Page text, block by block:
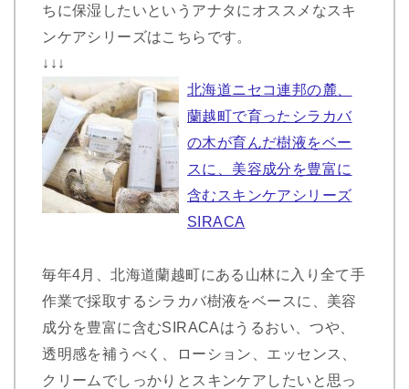
ちに保湿したいというアナタにオススメなスキ
ンケアシリーズはこちらです。
↓↓↓
北海道ニセコ連邦の麓、
蘭越町で育ったシラカバ
の木が育んだ樹液をベー
スに、美容成分を豊富に
含むスキンケアシリーズ
SIRACA
毎年4月、北海道蘭越町にある山林に入り全て手
作業で採取するシラカバ樹液をベースに、美容
成分を豊富に含むSIRACAはうるおい、つや、
透明感を補うべく、ローション、エッセンス、
クリームでしっかりとスキンケアしたいと思っ